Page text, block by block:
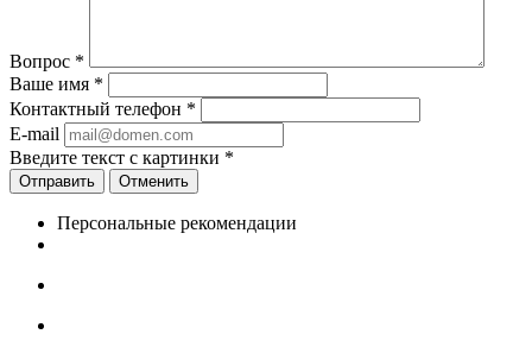
Вопрос *
Ваше имя *
Контактный телефон *
E-mail
Введите текст с картинки *
Отменить
Персональные рекомендации